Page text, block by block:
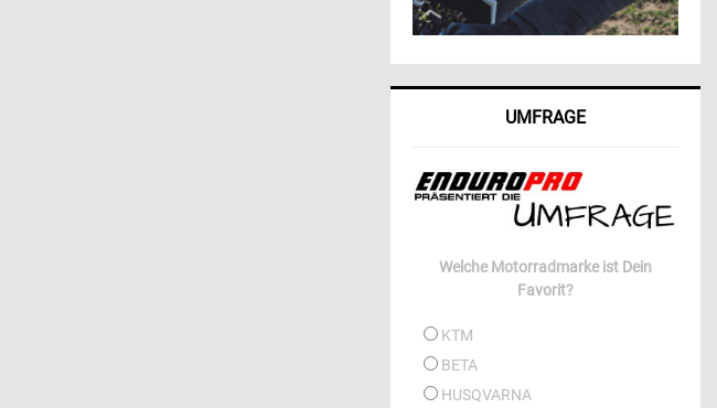
UMFRAGE
Welche Motorradmarke ist Dein
Favorit?
KTM
BETA
HUSQVARNA